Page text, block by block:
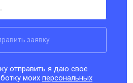
заявку
отправить я даю свое
моихперсональных